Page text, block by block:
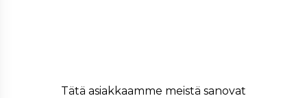
Tätä asiakkaamme meistä sanovat